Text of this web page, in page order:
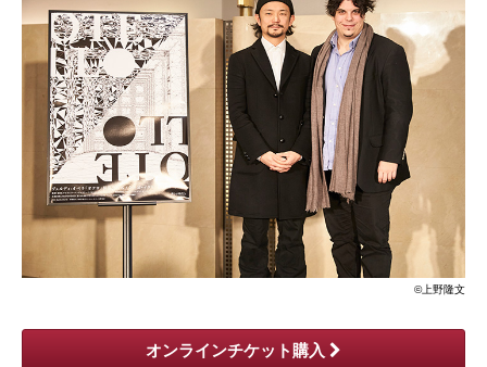
©上野隆文
オンラインチケット購入